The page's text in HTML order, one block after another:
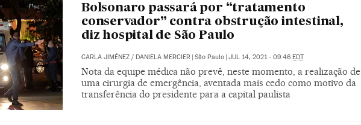
Bolsonaro passará por “tratamento
conservador” contra obstrução intestinal,
diz hospital de São Paulo
CARLA JIMÉNEZ/ DANIELA MERCIER São Paulo JUL 14, 2021 - 09:46 EDT
Nota da equipe médica não prevê, neste momento, a realização de
uma cirurgia de emergência, aventada mais cedo como motivo da
transferência do presidente para a capital paulista